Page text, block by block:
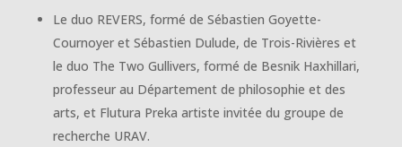
Le duo REVERS, formé de Sébastien Goyette-
Cournoyer et Sébastien Dulude, de Trois-Rivières et
le duo The Two Gullivers, formé de Besnik Haxhillari,
professeur au Département de philosophie et des
arts, et Flutura Preka artiste invitée du groupe de
recherche URAV.